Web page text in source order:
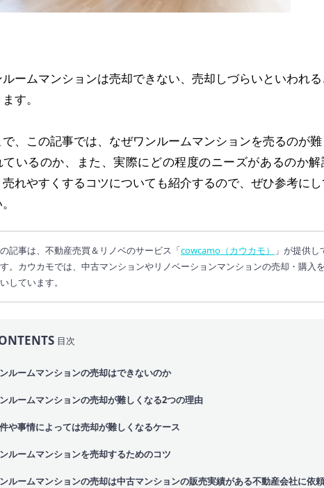
ルームマンションは売却できない、売却しづらいといわれ
す。
で、この記事では、なぜワンルームマンションを売るのが
ているのか、また、実際にどの程度のニーズがあるのか
れやすくするコツについても紹介するので、ぜひ参考に
記事は、不動産売買＆リノベのサービス「cowcamo（カウカモ）
」が提供し
。カウカモでは、中古マンションやリノベーションマンションの売却・購入
しています。
目次
ルームマンションの売却はできないのか
ルームマンションの売却が難しくなる2つの理由
や事情によっては売却が難しくなるケース
ルームマンションを売却するためのコツ
ルームマンションの売却は中古マンションの販売実績がある不動産会社に依